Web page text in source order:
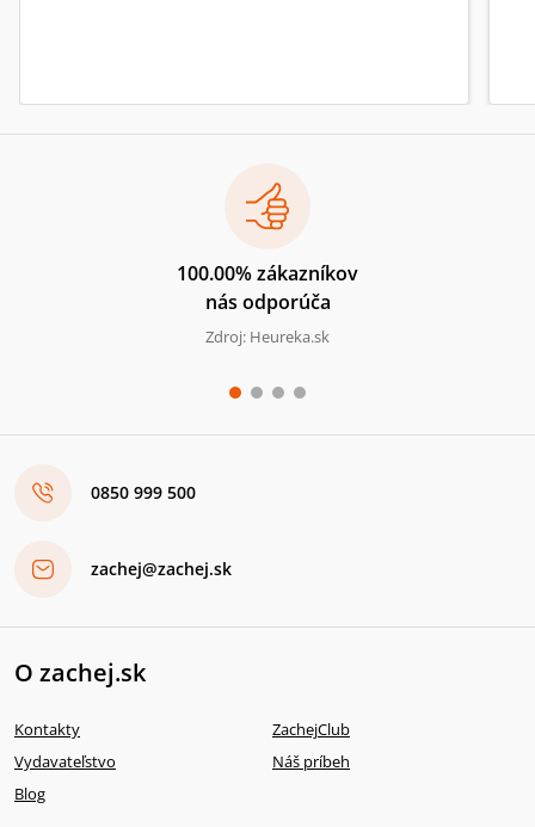
100.00% zákazníkov
nás odporúča
Zdroj: Heureka.sk
0850 999 500
zachej@zachej.sk
O zachej.sk
Kontakty
ZachejClub
Vydavateľstvo
Náš príbeh
Blog